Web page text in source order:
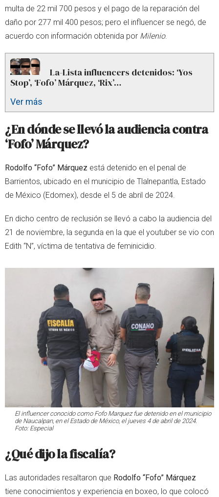
multa de 22 mil 700 pesos y el pago de la reparación del
daño por 277 mil 400 pesos; pero el influencer se negó, de
acuerdo con información obtenida por Milenio.
La-Lista influencers detenidos: ‘Yos
Stop’, ‘Fofo’ Márquez, ‘Rix’…
Ver más
¿En dónde se llevó la audiencia contra
‘Fofo’ Márquez?
Rodolfo “Fofo” Márquez está detenido en el penal de
Barrientos, ubicado en el municipio de Tlalnepantla, Estado
de México (Edomex), desde el 5 de abril de 2024.
En dicho centro de reclusión se llevó a cabo la audiencia del
21 de noviembre, la segunda en la que el youtuber se vio con
Edith “N”, víctima de tentativa de feminicidio.
El influencer conocido como Fofo Marquez fue detenido en el municipio
de Naucalpan, en el Estado de México, el jueves 4 de abril de 2024.
Foto: Especial
¿Qué dijo la fiscalía?
Las autoridades resaltaron que Rodolfo “Fofo” Márquez
tiene conocimientos y experiencia en boxeo, lo que colocó